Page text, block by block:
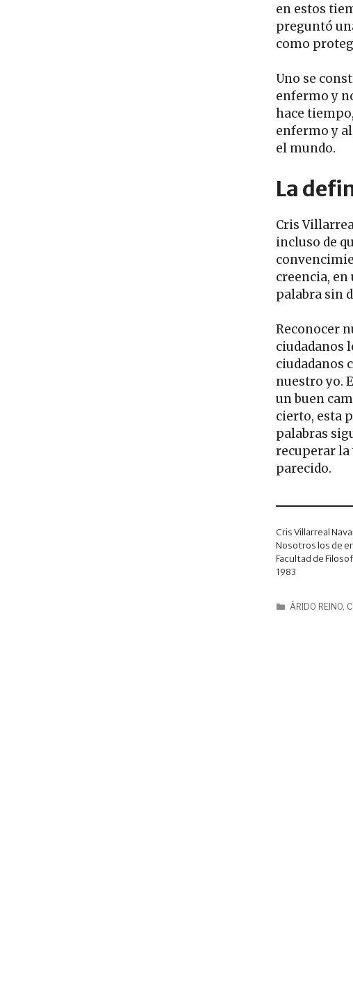
en estos
preguntó
como
Uno se
enfermo y
hace
enfermo y
el mundo.
La
Cris
incluso de
creencia,
palabra sin
Reconocer
ciudadanos
ciudadanos
nuestro yo.
un buen
cierto, esta
palabras
recuperar la
parecido.
Cris Villarreal
Nosotros los de
Facultad de
1983
ÁRIDO REINO